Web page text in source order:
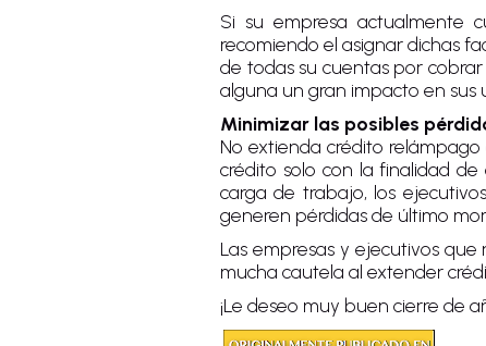
Si su empresa actualmente
recomiendo el asignar dichas
de todas su cuentas por
alguna un gran impacto en sus
Minimizar las posibles
No extienda crédito
crédito solo con la finalidad
carga de trabajo, los
generen pérdidas de último
Las empresas y ejecutivos
mucha cautela al extender
¡Le deseo muy buen cierre de